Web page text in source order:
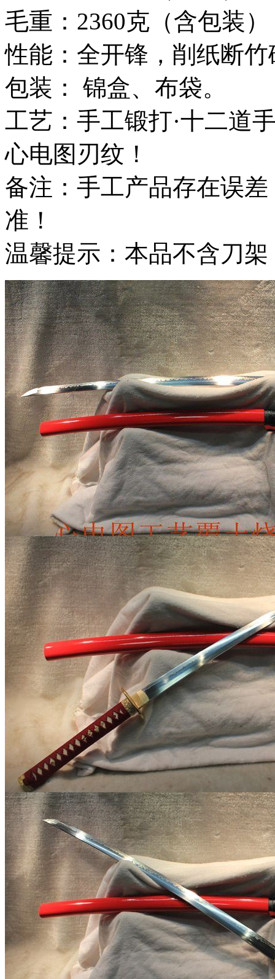
毛重：2360克（含包装）
性能：全开锋，削纸断
包装： 锦盒、布袋。
工艺：手工锻打·十二道
心电图刃纹！
备注：手工产品存在误
准！
温馨提示：本品不含刀